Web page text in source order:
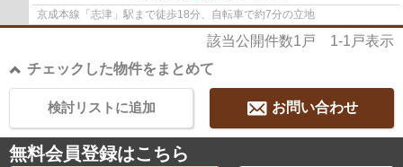
京成本線「志津」駅まで徒歩18分、自転車で約7分の立地
該当公開件数1 戸 1-1 戸表示
チェックした物件をまとめて
お問い合わせ
検討リストに追加
無料会員登録はこちら